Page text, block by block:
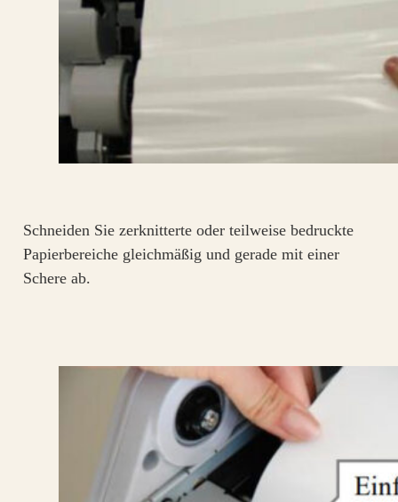
Schneiden Sie zerknitterte oder teilweise bedruckte
Papierbereiche gleichmäßig und gerade mit einer
Schere ab.